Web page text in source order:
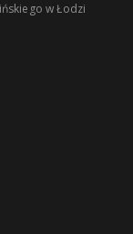
w Łodzi